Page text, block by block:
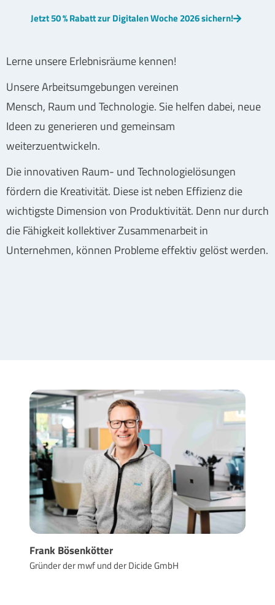
Jetzt 50 % Rabatt zur Digitalen Woche 2026 sichern!
Lerne unsere Erlebnisräume kennen!
Unsere Arbeitsumgebungen vereinen
Mensch, Raum und Technologie. Sie helfen dabei, neue
Ideen zu generieren und gemeinsam
weiterzuentwickeln.
Die innovativen Raum- und Technologielösungen
fördern die Kreativität. Diese ist neben Effizienz die
wichtigste Dimension von Produktivität. Denn nur durch
die Fähigkeit kollektiver Zusammenarbeit in
Unternehmen, können Probleme effektiv gelöst werden.
Frank Bösenkötter
Gründer der mwf und der Dicide GmbH